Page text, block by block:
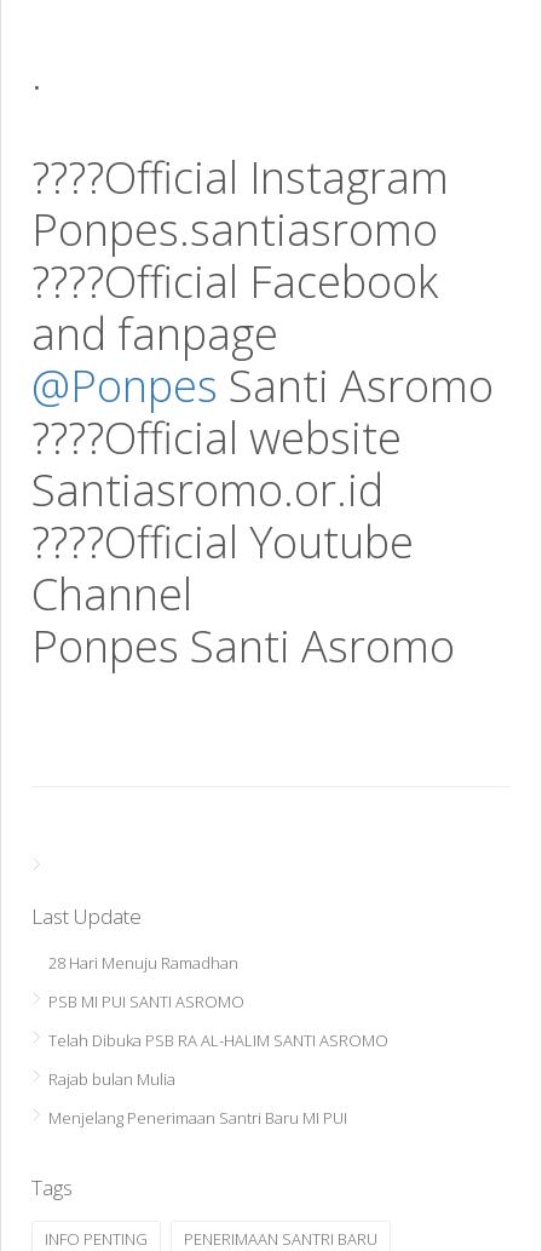
.
????Official Instagram
Ponpes.santiasromo
????Official Facebook
and fanpage
@Ponpes Santi Asromo
????Official website
Santiasromo.or.id
????Official Youtube
Channel
Ponpes Santi Asromo
Last Update
28 Hari Menuju Ramadhan
PSB MI PUI SANTI ASROMO
Telah Dibuka PSB RA AL-HALIM SANTI ASROMO
Rajab bulan Mulia
Menjelang Penerimaan Santri Baru MI PUI
Tags
INFO PENTING PENERIMAAN SANTRI BARU